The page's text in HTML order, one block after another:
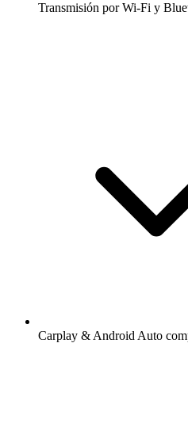
Transmisión por Wi-Fi y
Carplay & Android Auto